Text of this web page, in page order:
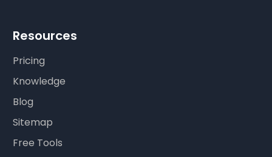
Resources
Pricing
Knowledge
Blog
Sitemap
Free Tools